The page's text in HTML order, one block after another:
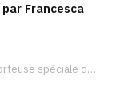
Francesca
Francesca Albanese, rapporteuse spéciale de l’ONU sur les territoires palestiniens occupés, était à Tunis pour…